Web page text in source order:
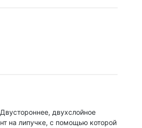
двухслойное
на липучке, с помощью которой